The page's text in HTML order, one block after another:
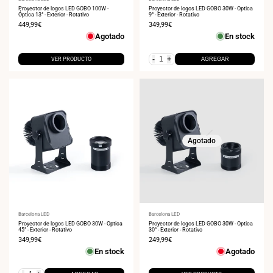
Proyector de logos LED GOBO 100W -
Óptica 13° - Exterior - Rotativo
Precio
449,99€
Agotado
VER PRODUCTO
Proyector de logos LED GOBO 30W - Óptica
9° - Exterior - Rotativo
Precio
349,99€
En stock
- + AGREGAR
Proveedor:
Barcelona LED
Proyector de logos LED GOBO 30W - Óptica
45° - Exterior - Rotativo
Precio
349,99€
En stock
Agotado
Proveedor:
Barcelona LED
Proyector de logos LED GOBO 30W - Óptica
30° - Exterior - Rotativo
Precio
249,99€
Agotado